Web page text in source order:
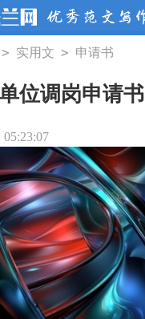
> 实用文 > 申请书
位调岗申请书